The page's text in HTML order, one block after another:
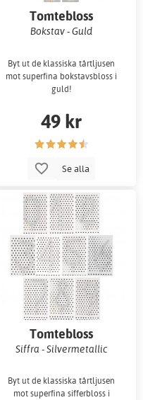
Tomtebloss
Bokstav - Guld
Byt ut de klassiska tårtljusen
mot superfina bokstavsbloss i
guld!
49 kr
Se alla
Tomtebloss
Siffra - Silvermetallic
Byt ut de klassiska tårtljusen
mot superfina sifferbloss i